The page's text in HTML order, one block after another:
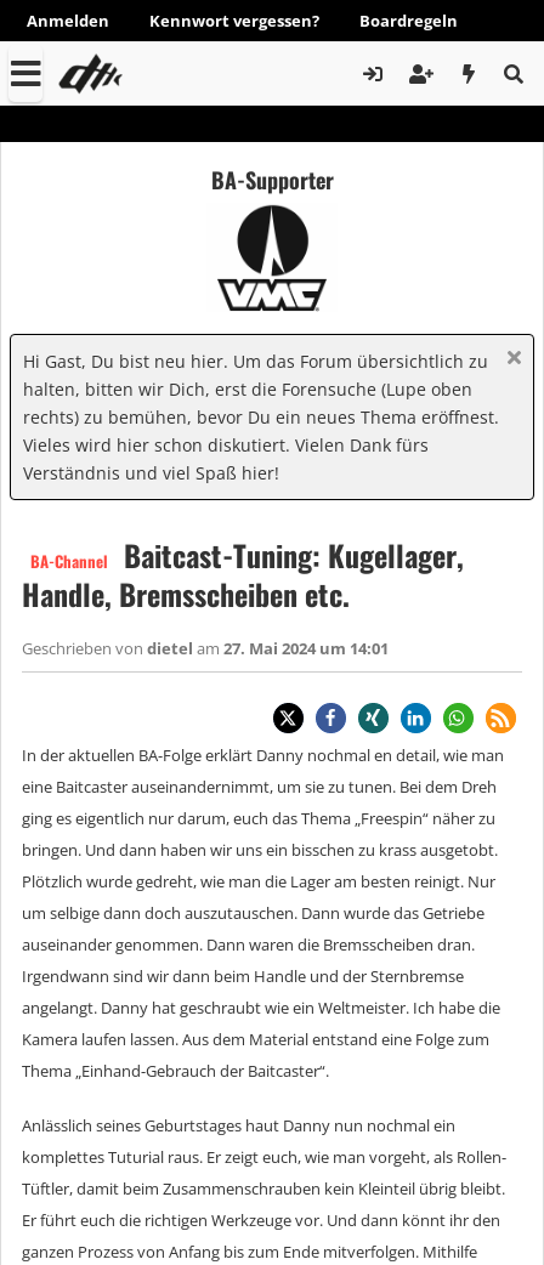
Anmelden Kennwort vergessen? Boardregeln
BA-Supporter
Hi Gast, Du bist neu hier. Um das Forum übersichtlich zu
halten, bitten wir Dich, erst die Forensuche (Lupe oben
rechts) zu bemühen, bevor Du ein neues Thema eröffnest.
Vieles wird hier schon diskutiert. Vielen Dank fürs
Verständnis und viel Spaß hier!
BA-Channel
Baitcast-Tuning: Kugellager,
Handle, Bremsscheiben etc.
Geschrieben von dietel am 27. Mai 2024 um 14:01
In der aktuellen BA-Folge erklärt Danny nochmal en detail, wie man
eine Baitcaster auseinandernimmt, um sie zu tunen. Bei dem Dreh
ging es eigentlich nur darum, euch das Thema „Freespin“ näher zu
bringen. Und dann haben wir uns ein bisschen zu krass ausgetobt.
Plötzlich wurde gedreht, wie man die Lager am besten reinigt. Nur
um selbige dann doch auszutauschen. Dann wurde das Getriebe
auseinander genommen. Dann waren die Bremsscheiben dran.
Irgendwann sind wir dann beim Handle und der Sternbremse
angelangt. Danny hat geschraubt wie ein Weltmeister. Ich habe die
Kamera laufen lassen. Aus dem Material entstand eine Folge zum
Thema „Einhand-Gebrauch der Baitcaster“.
Anlässlich seines Geburtstages haut Danny nun nochmal ein
komplettes Tuturial raus. Er zeigt euch, wie man vorgeht, als Rollen-
Tüftler, damit beim Zusammenschrauben kein Kleinteil übrig bleibt.
Er führt euch die richtigen Werkzeuge vor. Und dann könnt ihr den
ganzen Prozess von Anfang bis zum Ende mitverfolgen. Mithilfe